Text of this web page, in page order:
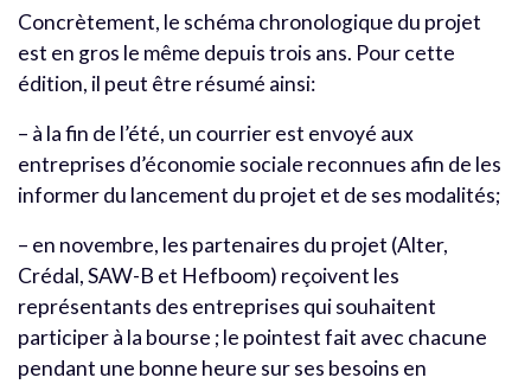
Concrètement, le schéma chronologique du projet
est en gros le même depuis trois ans. Pour cette
édition, il peut être résumé ainsi:
– à la fin de l’été, un courrier est envoyé aux
entreprises d’économie sociale reconnues afin de les
informer du lancement du projet et de ses modalités;
– en novembre, les partenaires du projet (Alter,
Crédal, SAW-B et Hefboom) reçoivent les
représentants des entreprises qui souhaitent
participer à la bourse ; le pointest fait avec chacune
pendant une bonne heure sur ses besoins en